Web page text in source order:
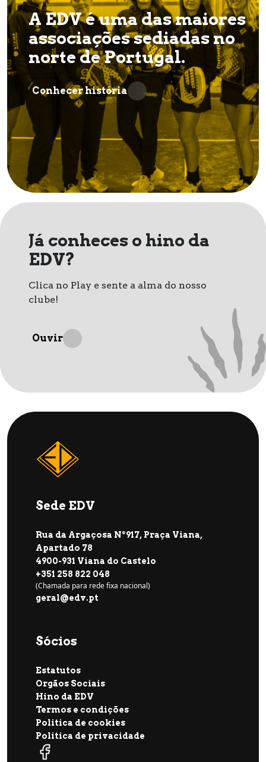
A EDV é uma das maiores
associações sediadas no
norte de Portugal.
Conhecer história
Já conheces o hino da
EDV?
Clica no Play e sente a alma do nosso
clube!
Ouvir
Sede EDV
Rua da Argaçosa Nº917, Praça Viana,
Apartado 78
4900-931 Viana do Castelo
+351 258 822 048
(Chamada para rede fixa nacional)
geral@edv.pt
Sócios
Estatutos
Orgãos Sociais
Hino da EDV
Termos e condições
Politica de cookies
Politica de privacidade